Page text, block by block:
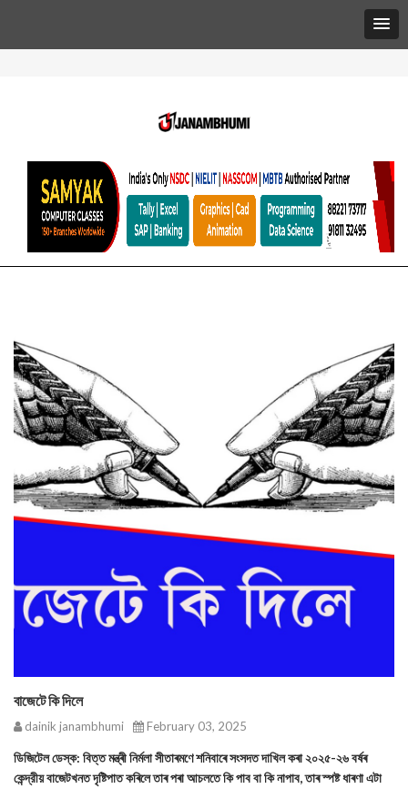
বাজেটে কি দিলে
dainik janambhumi February 03, 2025
ডিজিটেল ডেস্ক: বিত্ত মন্ত্ৰী নিৰ্মলা সীতাৰমণে শনিবাৰে সংসদত দাখিল কৰা ২০২৫-২৬ বৰ্ষৰ
কেন্দ্রীয় বাজেটখনত দৃষ্টিপাত কৰিলে তাৰ পৰা আচলতে কি পাব বা কি নাপাব, তাৰ স্পষ্ট ধাৰণা এটা